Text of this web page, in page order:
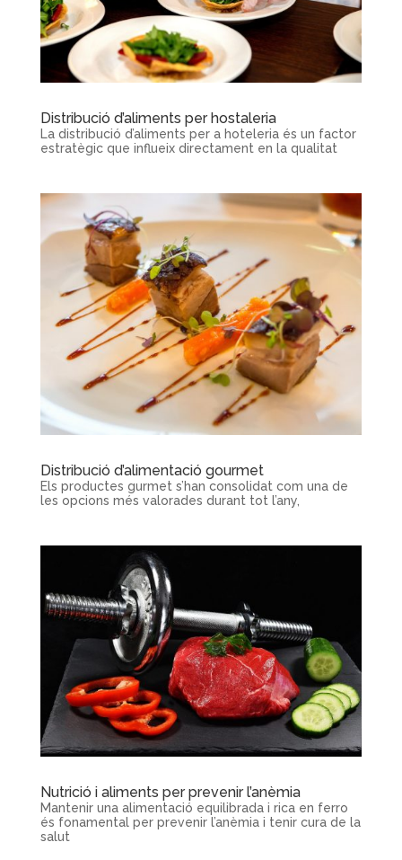
Distribució d’aliments per hostaleria
La distribució d’aliments per a hoteleria és un factor
estratègic que influeix directament en la qualitat
Distribució d’alimentació gourmet
Els productes gurmet s’han consolidat com una de
les opcions més valorades durant tot l’any,
Nutrició i aliments per prevenir l’anèmia
Mantenir una alimentació equilibrada i rica en ferro
és fonamental per prevenir l’anèmia i tenir cura de la
salut